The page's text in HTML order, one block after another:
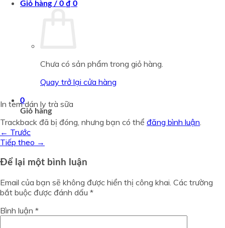
Giỏ hàng / 0 ₫ 0
Chưa có sản phẩm trong giỏ hàng.
Quay trở lại cửa hàng
0
Giỏ hàng
In tem dán ly trà sữa
Trackback đã bị đóng, nhưng bạn có thể đăng bình luận
← Trước
Tiếp theo →
Để lại một bình luận
Email của bạn sẽ không được hiển thị công khai. Các trường
bắt buộc được đánh dấu *
Bình luận *